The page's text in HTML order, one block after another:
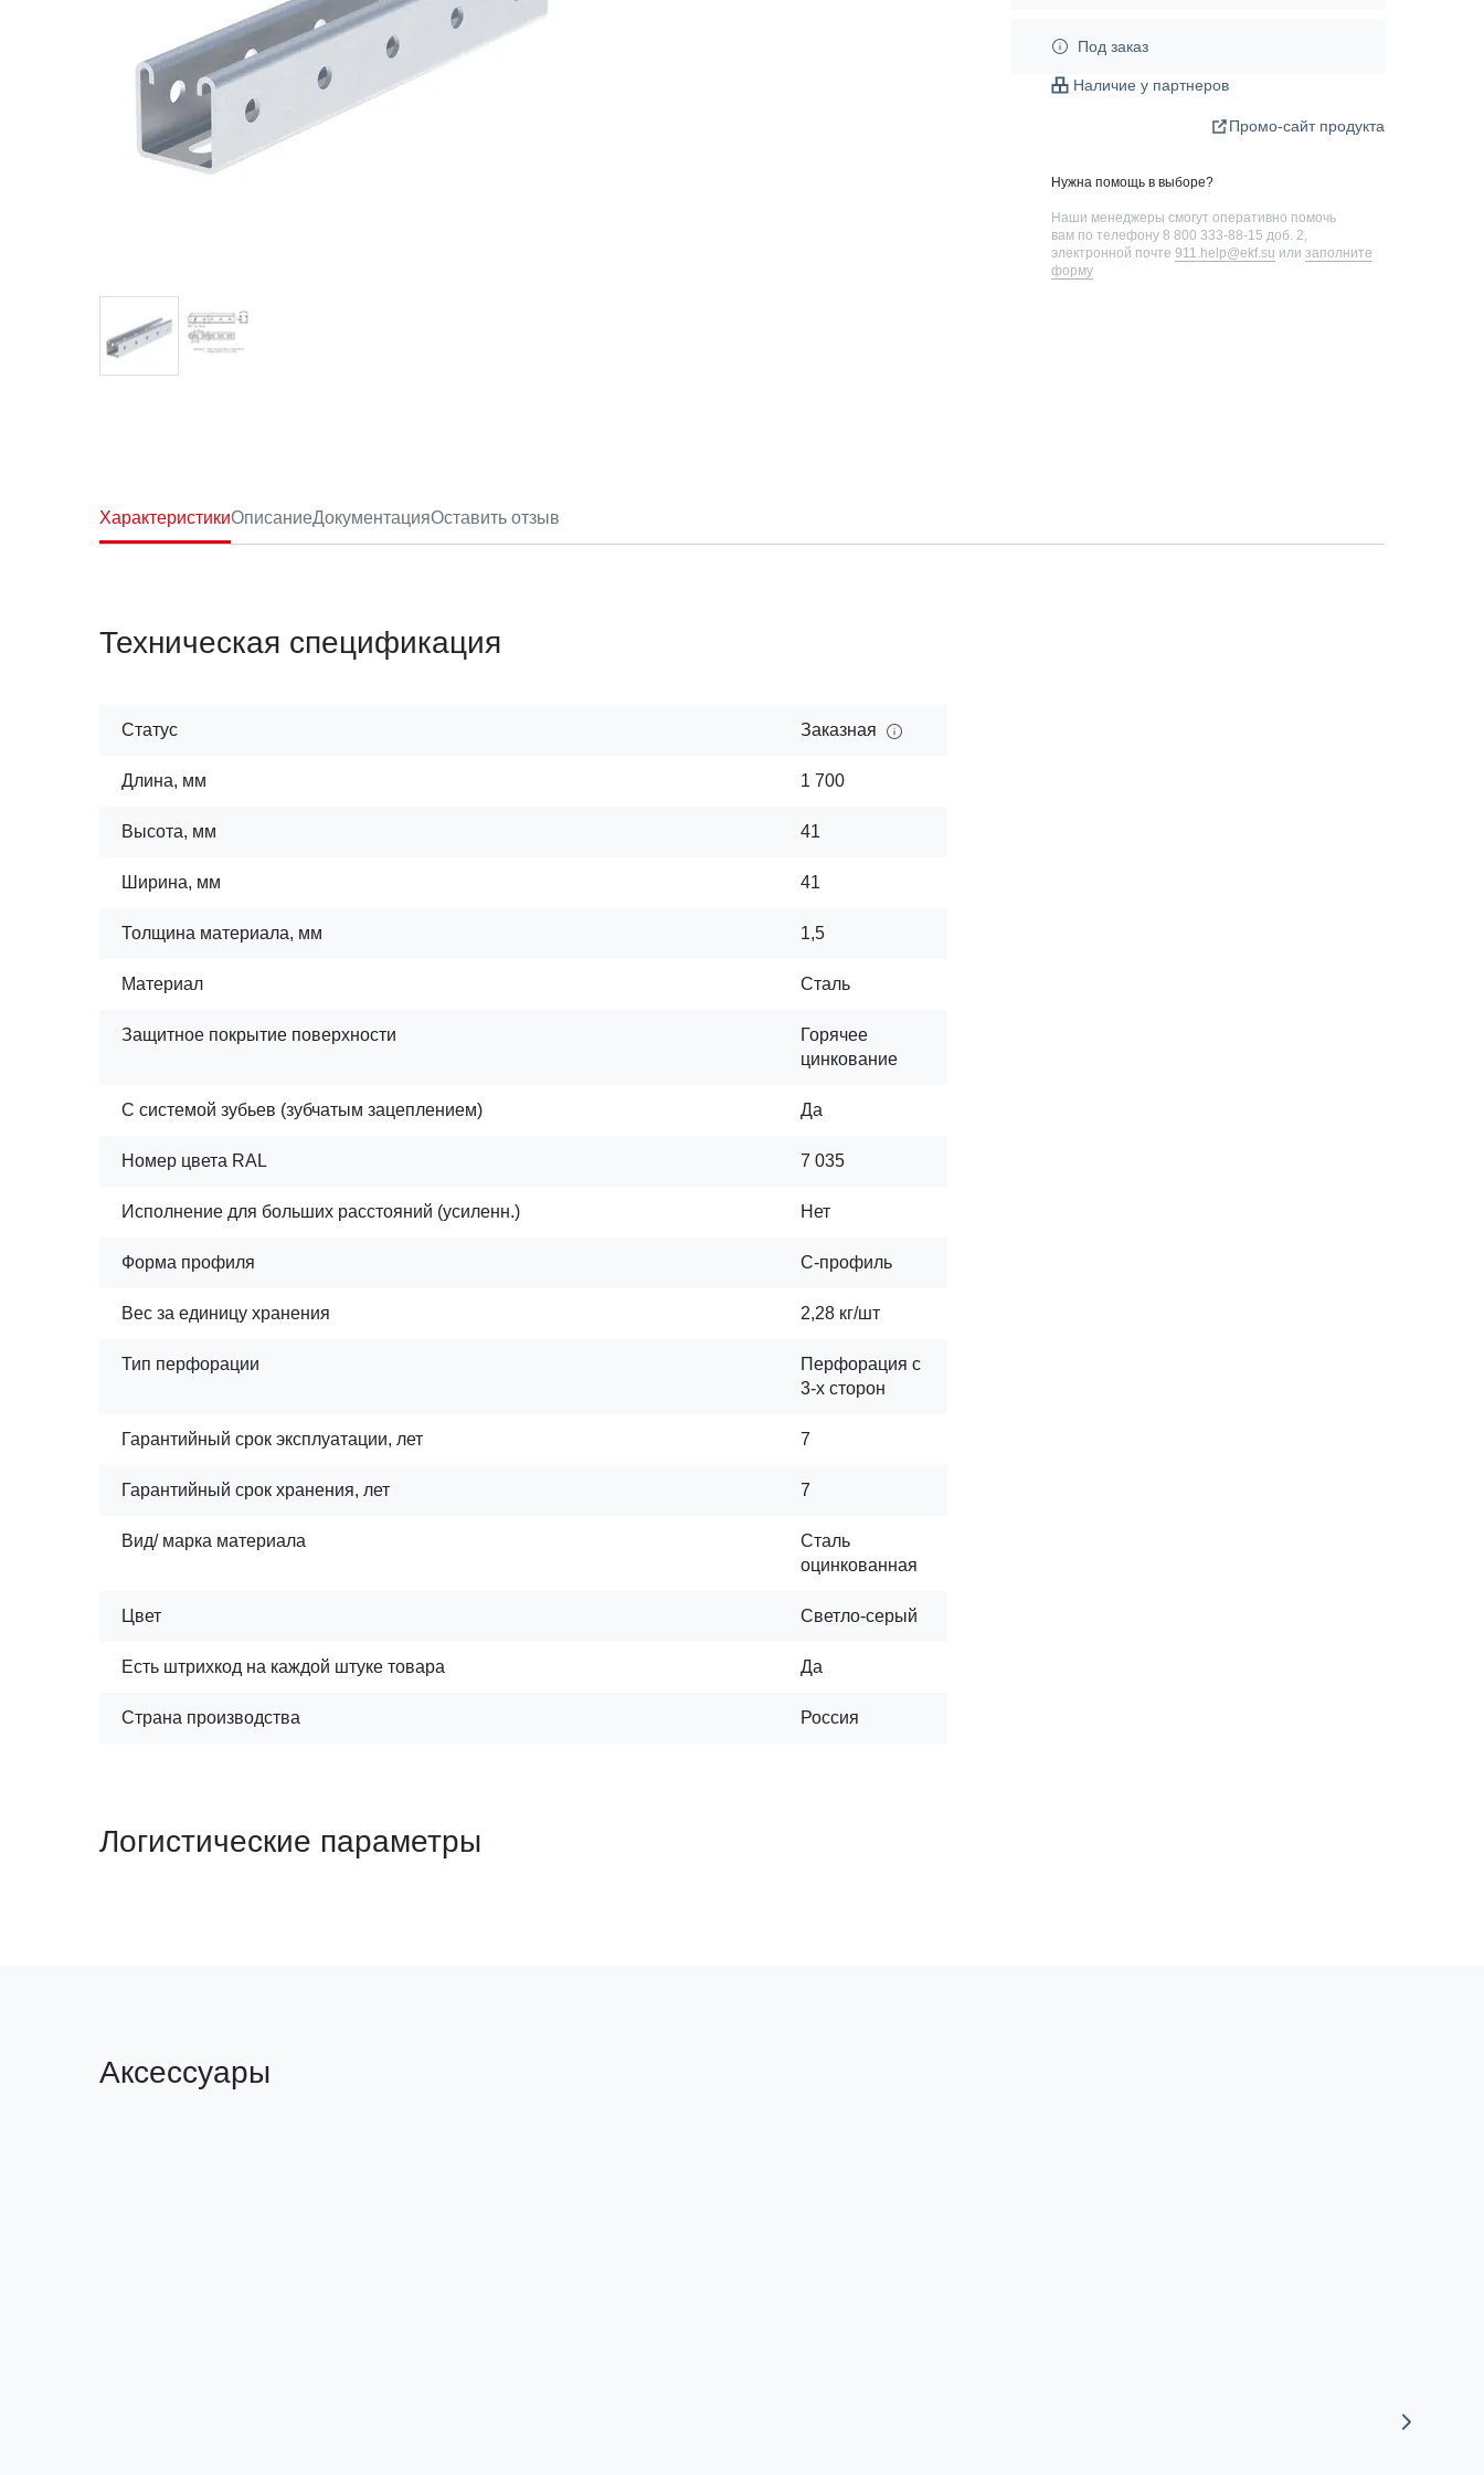
Под заказ
Наличие у партнеров
Промо-сайт продукта
Нужна помощь в выборе?
Наши менеджеры смогут оперативно помочь
вам по телефону 8 800 333-88-15 доб. 2
электронной почте 911.help@ekf.su или заполните
форму
ХарактеристикиОписаниеДокументацияОставить отзыв
Техническая спецификация
Статус Заказная
Длина, мм 1 700
Высота, мм 41
Ширина, мм 41
Толщина материала, мм 1,5
Материал Сталь
Защитное покрытие поверхности
Горячее
цинкование
С системой зубьев (зубчатым зацеплением) Да
Номер цвета RAL 7 035
Исполнение для больших расстояний (усиленн.) Нет
Форма профиля С-профиль
Вес за единицу хранения 2,28 кг/шт
Тип перфорации
Перфорация с
3-х сторон
Гарантийный срок эксплуатации, лет 7
Гарантийный срок хранения, лет 7
Вид/ марка материала
Сталь
оцинкованная
Цвет Светло-серый
Есть штрихкод на каждой штуке товара Да
Страна производства Россия
Логистические параметры
Аксессуары